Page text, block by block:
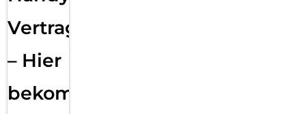
Vertragsabwicklung
– Hier
bekommst